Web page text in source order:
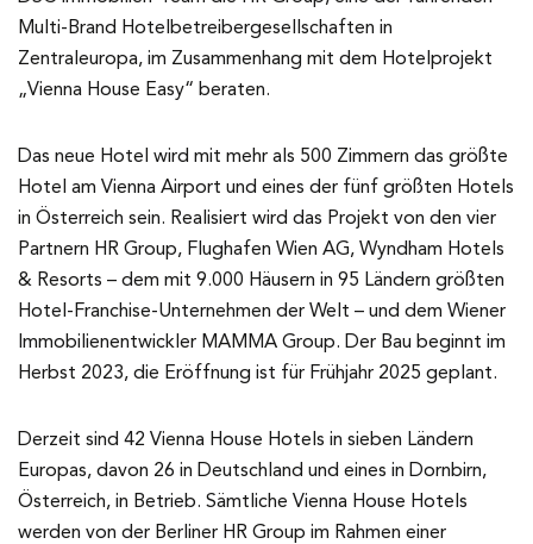
Multi-Brand Hotelbetreibergesellschaften in
Zentraleuropa, im Zusammenhang mit dem Hotelprojekt
„Vienna House Easy“ beraten.
Das neue Hotel wird mit mehr als 500 Zimmern das größte
Hotel am Vienna Airport und eines der fünf größten Hotels
in Österreich sein. Realisiert wird das Projekt von den vier
Partnern HR Group, Flughafen Wien AG, Wyndham Hotels
& Resorts – dem mit 9.000 Häusern in 95 Ländern größten
Hotel-Franchise-Unternehmen der Welt – und dem Wiener
Immobilienentwickler MAMMA Group. Der Bau beginnt im
Herbst 2023, die Eröffnung ist für Frühjahr 2025 geplant.
Derzeit sind 42 Vienna House Hotels in sieben Ländern
Europas, davon 26 in Deutschland und eines in Dornbirn,
Österreich, in Betrieb. Sämtliche Vienna House Hotels
werden von der Berliner HR Group im Rahmen einer